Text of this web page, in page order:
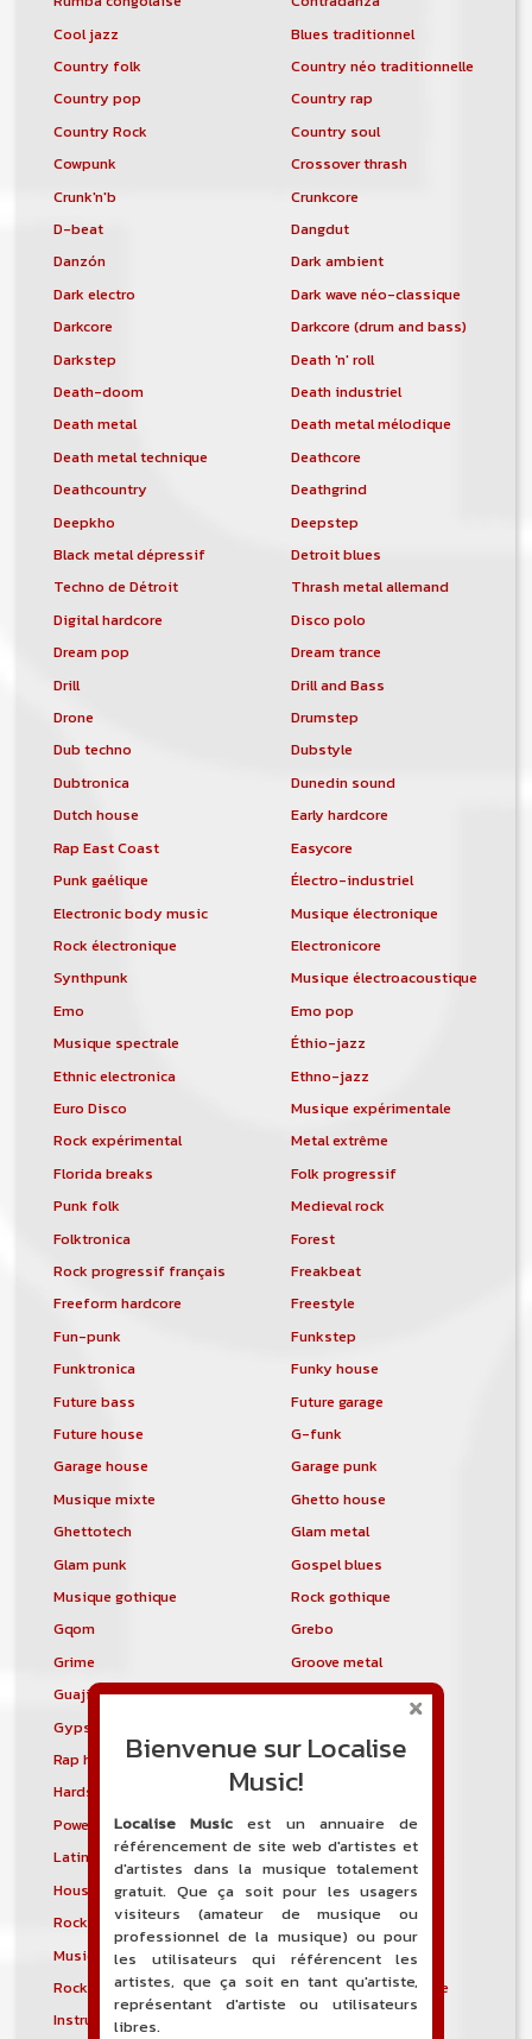
Cool jazz
Blues traditionnel
Country folk
Country néo traditionnelle
Country pop
Country rap
Country Rock
Country soul
Cowpunk
Crossover thrash
Crunk'n'b
Crunkcore
D-beat
Dangdut
Danzón
Dark ambient
Dark electro
Dark wave néo-classique
Darkcore
Darkcore (drum and bass)
Darkstep
Death 'n' roll
Death-doom
Death industriel
Death metal
Death metal mélodique
Death metal technique
Deathcore
Deathcountry
Deathgrind
Deepkho
Deepstep
Black metal dépressif
Detroit blues
Techno de Détroit
Thrash metal allemand
Digital hardcore
Disco polo
Dream pop
Dream trance
Drill
Drill and Bass
Drone
Drumstep
Dub techno
Dubstyle
Dubtronica
Dunedin sound
Dutch house
Early hardcore
Rap East Coast
Easycore
Punk gaélique
Électro-industriel
Electronic body music
Musique électronique
Rock électronique
Electronicore
Synthpunk
Musique électroacoustique
Emo
Emo pop
Musique spectrale
Éthio-jazz
Ethnic electronica
Ethno-jazz
Euro Disco
Musique expérimentale
Rock expérimental
Metal extrême
Florida breaks
Folk progressif
Punk folk
Medieval rock
Folktronica
Forest
Rock progressif français
Freakbeat
Freeform hardcore
Freestyle
Fun-punk
Funkstep
Funktronica
Funky house
Future bass
Future garage
Future house
G-funk
Garage house
Garage punk
Musique mixte
Ghetto house
Ghettotech
Glam metal
Glam punk
Gospel blues
Musique gothique
Rock gothique
Gqom
Grebo
Grime
Groove metal
Guajira
Guaracha
Gypsy punk
Rap hardcore
Industrial hardcore
Hardstep
Hardstyle
Power noise
Heavenly voices
Latin metal
Musique hindoustanie
House progressive
Tropical house
Rock indépendant
Indietronica
Musique industrielle
Metal industriel
Rock industriel
Musique instrumentale
Instrumental
Bienvenue sur Localise
Music!
Localise Music est un annuaire de
référencement de site web d'artistes et
d'artistes dans la musique totalement
gratuit. Que ça soit pour les usagers
visiteurs (amateur de musique ou
professionnel de la musique) ou pour
les utilisateurs qui référencent les
artistes, que ça soit en tant qu'artiste,
représentant d'artiste ou utilisateurs
libres.